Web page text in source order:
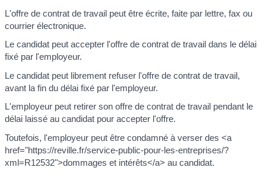
L'offre de contrat de travail peut être écrite, faite par lettre, fax ou
courrier électronique.
Le candidat peut accepter l'offre de contrat de travail dans le délai
fixé par l'employeur.
Le candidat peut librement refuser l'offre de contrat de travail,
avant la fin du délai fixé par l'employeur.
L'employeur peut retirer son offre de contrat de travail pendant le
délai laissé au candidat pour accepter l'offre.
Toutefois, l'employeur peut être condamné à verser des <a
href="https://reville.fr/service-public-pour-les-entreprises/?
xml=R12532">dommages et intérêts</a> au candidat.